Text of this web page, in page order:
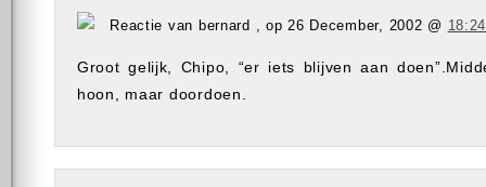
Reactie van bernard , op 26 December, 2002 @ 18:24
Groot gelijk, Chipo, “er iets blijven aan
hoon, maar doordoen.